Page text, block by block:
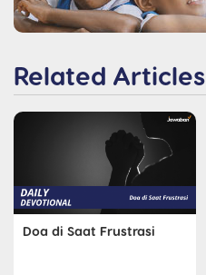
Related Articles
Doa di Saat Frustrasi